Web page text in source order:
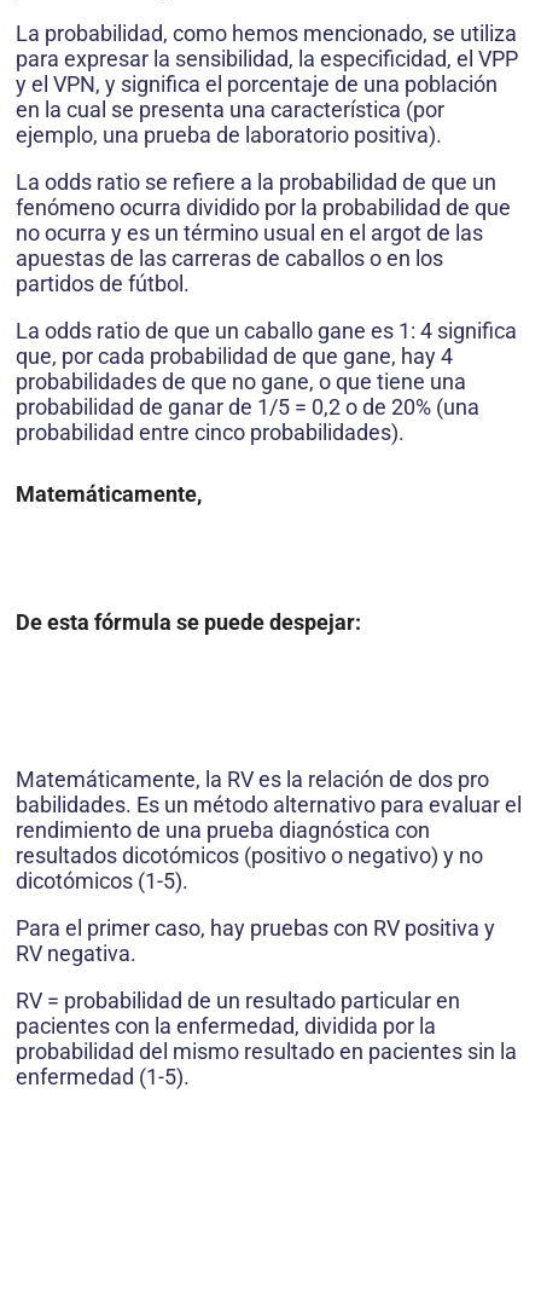
La probabilidad, como hemos mencionado, se utiliza
para expresar la sensibilidad, la especificidad, el VPP
y el VPN, y significa el porcentaje de una población
en la cual se presenta una característica (por
ejemplo, una prueba de laboratorio positiva).
La odds ratio se refiere a la probabilidad de que un
fenómeno ocurra dividido por la probabilidad de que
no ocurra y es un término usual en el argot de las
apuestas de las carreras de caballos o en los
partidos de fútbol.
La odds ratio de que un caballo gane es 1: 4 significa
que, por cada probabilidad de que gane, hay 4
probabilidades de que no gane, o que tiene una
probabilidad de ganar de 1/5 = 0,2 o de 20% (una
probabilidad entre cinco probabilidades).
Matemáticamente,
De esta fórmula se puede despejar:
Matemáticamente, la RV es la relación de dos pro
babilidades. Es un método alternativo para evaluar el
rendimiento de una prueba diagnóstica con
resultados dicotómicos (positivo o negativo) y no
dicotómicos (1-5).
Para el primer caso, hay pruebas con RV positiva y
RV negativa.
RV = probabilidad de un resultado particular en
pacientes con la enfermedad, dividida por la
probabilidad del mismo resultado en pacientes sin la
enfermedad (1-5).